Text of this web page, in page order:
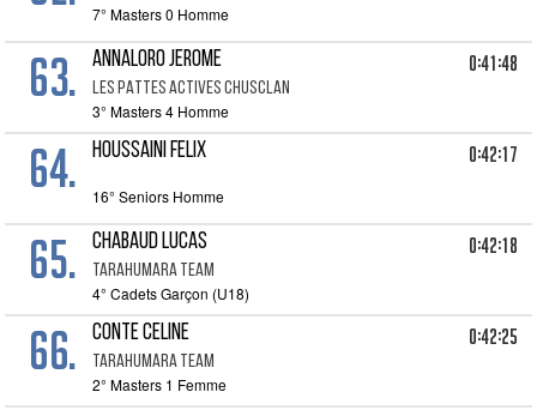
7° Masters 0 Homme
63. ANNALORO JEROME
LES PATTES ACTIVES CHUSCLAN
0:41:48
3° Masters 4 Homme
64. HOUSSAINI FELIX 0:42:17
16° Seniors Homme
65. CHABAUD LUCAS
TARAHUMARA TEAM
0:42:18
4° Cadets Garçon (U18)
66. CONTE CELINE
TARAHUMARA TEAM
0:42:25
2° Masters 1 Femme